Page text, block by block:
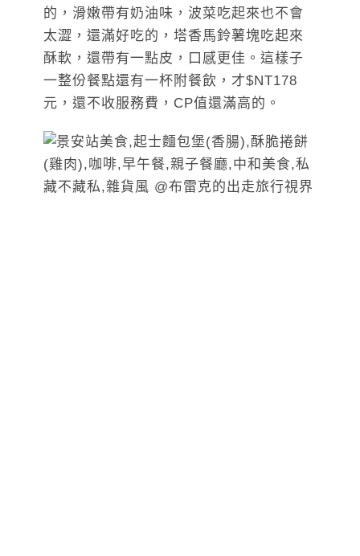
的，滑嫩帶有奶油味，波菜吃起來也不會
太澀，還滿好吃的，塔香馬鈴薯塊吃起來
酥軟，還帶有一點皮，口感更佳。這樣子
一整份餐點還有一杯附餐飲，才$NT178
元，還不收服務費，CP值還滿高的。